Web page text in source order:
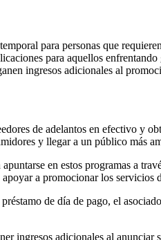
para personas que
para aquellos
ingresos adicionales al
de adelantos en efectivo y
y llegar a un público más
en estos programas a
a promocionar los servicios
de día de pago, el
ingresos adicionales al anunciar